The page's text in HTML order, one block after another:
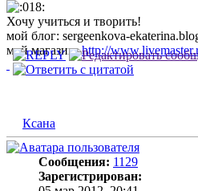
Хочу учиться и творить!
мой блог: sergeenkova-
мой магазин:http://
Ксана
Сообщения: 1129
Зарегистрирован: